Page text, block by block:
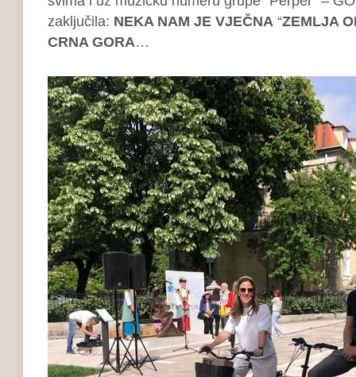
zaključila: NEKA NAM JE VJEČNA “ZEMLJA
CRNA GORA…